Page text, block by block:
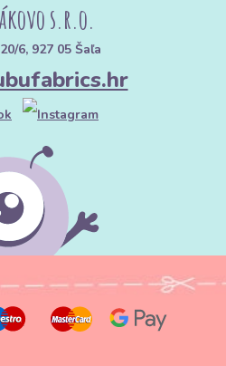
s.r.o.
6, 927 05 Šaľa